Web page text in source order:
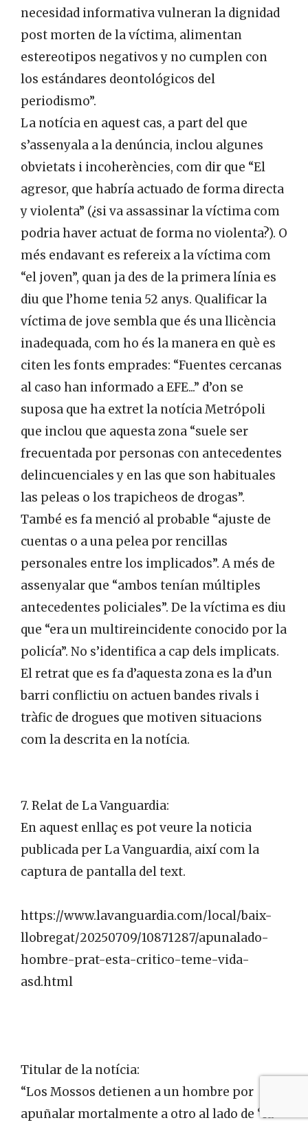
necesidad informativa vulneran la dignidad
post morten de la víctima, alimentan
estereotipos negativos y no cumplen con
los estándares deontológicos del
periodismo”.
La notícia en aquest cas, a part del que
s’assenyala a la denúncia, inclou algunes
obvietats i incoherències, com dir que “El
agresor, que habría actuado de forma directa
y violenta” (¿si va assassinar la víctima com
podria haver actuat de forma no violenta?). O
més endavant es refereix a la víctima com
“el joven”, quan ja des de la primera línia es
diu que l’home tenia 52 anys. Qualificar la
víctima de jove sembla que és una llicència
inadequada, com ho és la manera en què es
citen les fonts emprades: “Fuentes cercanas
al caso han informado a EFE...” d’on se
suposa que ha extret la notícia Metrópoli
que inclou que aquesta zona “suele ser
frecuentada por personas con antecedentes
delincuenciales y en las que son habituales
las peleas o los trapicheos de drogas”.
També es fa menció al probable “ajuste de
cuentas o a una pelea por rencillas
personales entre los implicados”. A més de
assenyalar que “ambos tenían múltiples
antecedentes policiales”. De la víctima es diu
que “era un multireincidente conocido por la
policía”. No s’identifica a cap dels implicats.
El retrat que es fa d’aquesta zona es la d’un
barri conflictiu on actuen bandes rivals i
tràfic de drogues que motiven situacions
com la descrita en la notícia.
7. Relat de La Vanguardia:
En aquest enllaç es pot veure la noticia
publicada per La Vanguardia, així com la
captura de pantalla del text.
https://www.lavanguardia.com/local/baix-
llobregat/20250709/10871287/apunalado-
hombre-prat-esta-critico-teme-vida-
asd.html
Titular de la notícia:
“Los Mossos detienen a un hombre por
apuñalar mortalmente a otro al lado de “la